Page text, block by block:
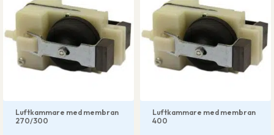
Luftkammare med membran
270/300
Luftkammare med membran
400